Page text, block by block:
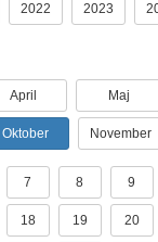
2022 2023
April Maj
Oktober November
7 8 9
18 19 20